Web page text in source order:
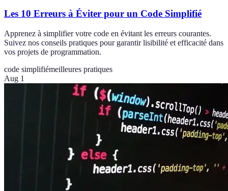
Les 10 Erreurs à Éviter pour un Code Simplifié
Apprenez à simplifier votre code en évitant les erreurs courantes.
Suivez nos conseils pratiques pour garantir lisibilité et efficacité dans
vos projets de programmation.
code simplifiémeilleures pratiques
Aug 1